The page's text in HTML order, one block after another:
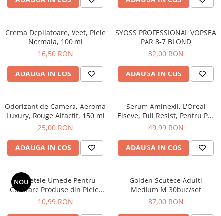
Epilare
Absorbante
Absorbante Incontinenta
Absorbante Zilnice
Lotiuni si Geluri Intime
Servetele Umede pentru Adulti
Igiena Orala
Apa de Gura
Pasta de Dinti
Ingrijire Buze
Ingrijirea Parului
Solutii Curatare Mobila
Solutii Curatare Suprafete Diverse
Solutii Desfundare Scurgeri
Solutii Intretinere Textile
Universale
Carlige Rufe
Hartie Igienica
Ingrijire Incaltaminte
Lavete si Bureti
Manusi Menaj
Saci Menajeri
Crema Depilatoare, Veet, Piele
Normala, 100 ml
16,50 RON
ADAUGA IN COS
SYOSS PROFESSIONAL VOPSEA
PAR 8-7 BLOND
32,00 RON
ADAUGA IN COS
Odorizant de Camera, Aeroma
Luxury, Rouge Alfactif, 150 ml
25,00 RON
ADAUGA IN COS
Serum Aminexil, L'Oreal
Elseve, Full Resist, Pentru Par
cu Tendinta de Cadere, 100
49,99 RON
ADAUGA IN COS
NOU
Servetele Umede Pentru
Curatare Produse din Piele,
Green Shield, 70 buc
10,99 RON
Golden Scutece Adulti
Medium M 30buc/set
87,00 RON